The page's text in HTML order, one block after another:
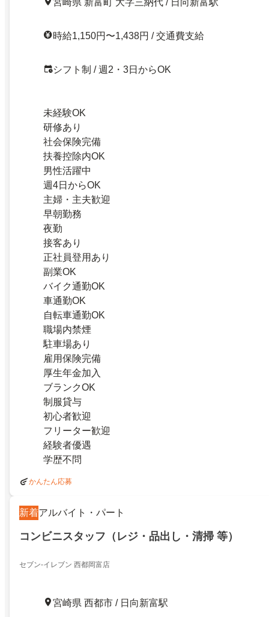
宮崎県 新富町 大字三納代 / 日向新富駅
時給1,150円〜1,438円 / 交通費支給
シフト制 / 週2・3日からOK
未経験OK
研修あり
社会保険完備
扶養控除内OK
男性活躍中
週4日からOK
主婦・主夫歓迎
早朝勤務
夜勤
接客あり
正社員登用あり
副業OK
バイク通勤OK
車通勤OK
自転車通勤OK
職場内禁煙
駐車場あり
雇用保険完備
厚生年金加入
ブランクOK
制服貸与
初心者歓迎
フリーター歓迎
経験者優遇
学歴不問
かんたん応募
新着アルバイト・パート
コンビニスタッフ（レジ・品出し・清掃 等）
セブン-イレブン 西都岡富店
宮崎県 西都市 / 日向新富駅